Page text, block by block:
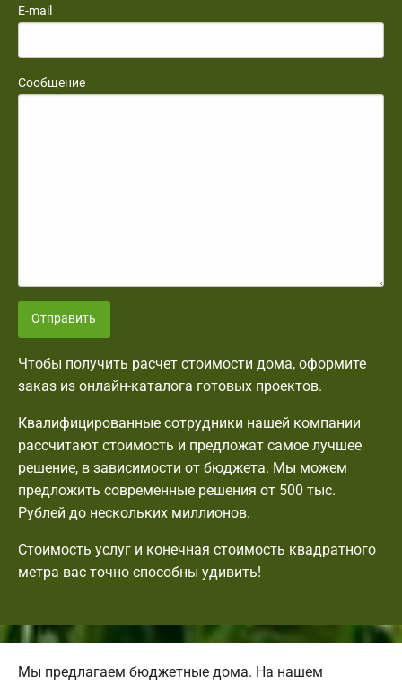
E-mail
Сообщение
Отправить
Чтобы получить расчет стоимости дома, оформите
заказ из онлайн-каталога готовых проектов.
Квалифицированные сотрудники нашей компании
рассчитают стоимость и предложат самое лучшее
решение, в зависимости от бюджета. Мы можем
предложить современные решения от 500 тыс.
Рублей до нескольких миллионов.
Стоимость услуг и конечная стоимость квадратного
метра вас точно способны удивить!
Мы предлагаем бюджетные дома. На нашем